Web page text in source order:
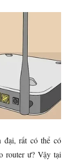
đại, rất có thể có
router ư? Vậy tại